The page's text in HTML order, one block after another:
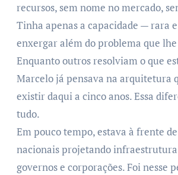
recursos, sem nome no mercado,
Tinha apenas a capacidade — rara
enxergar além do problema que
Enquanto outros resolviam o que
Marcelo já pensava na arquitetura
existir daqui a cinco anos. Essa
tudo.
Em pouco tempo, estava à frente
nacionais projetando
governos e corporações. Foi nesse